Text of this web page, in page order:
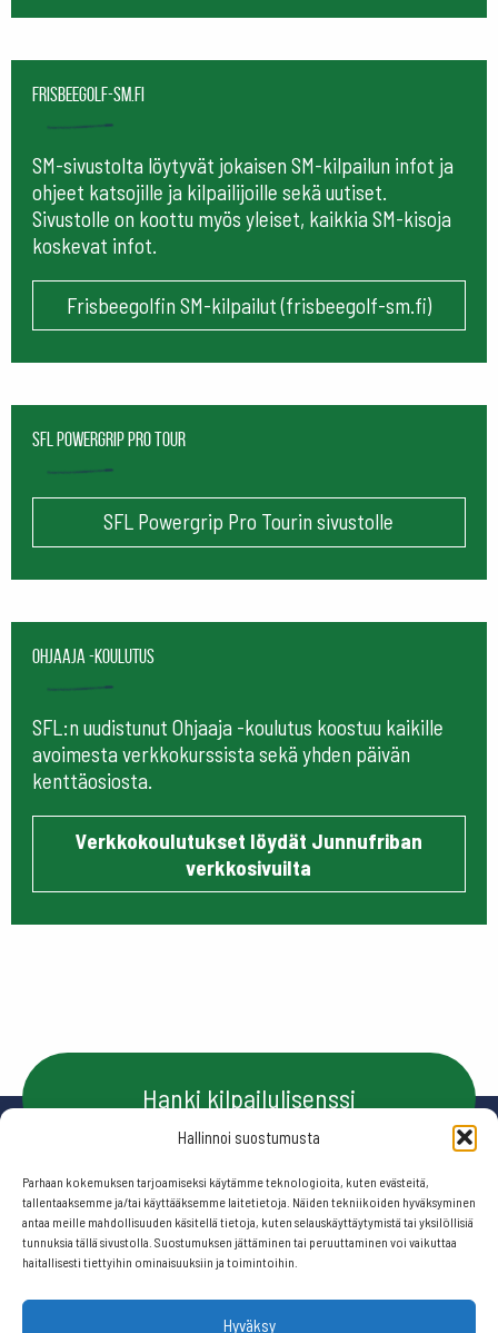
Hallinnoi suostumusta
Parhaan kokemuksen tarjoamiseksi käytämme teknologioita, kuten evästeitä,
tallentaaksemme ja/tai käyttääksemme laitetietoja. Näiden tekniikoiden hyväksyminen
antaa meille mahdollisuuden käsitellä tietoja, kuten selauskäyttäytymistä tai yksilöllisiä
tunnuksia tällä sivustolla. Suostumuksen jättäminen tai peruuttaminen voi vaikuttaa
haitallisesti tiettyihin ominaisuuksiin ja toimintoihin.
Hyväksy
frisbeegolf-sm.fi
SM-sivustolta löytyvät jokaisen SM-kilpailun infot ja
ohjeet katsojille ja kilpailijoille sekä uutiset.
Sivustolle on koottu myös yleiset, kaikkia SM-kisoja
koskevat infot.
Frisbeegolfin SM-kilpailut (frisbeegolf-sm.fi)
SFL Powergrip Pro Tour
SFL Powergrip Pro Tourin sivustolle
Ohjaaja -koulutus
SFL:n uudistunut Ohjaaja -koulutus koostuu kaikille
avoimesta verkkokurssista sekä yhden päivän
kenttäosiosta.
Verkkokoulutukset löydät Junnufriban
verkkosivuilta
Hanki kilpailulisenssi
Ota yhteyttä
Seuraa meitä: